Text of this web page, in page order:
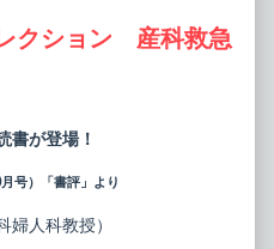
クション 産科救急
書が登場！
号）「書評」より
人科教授）